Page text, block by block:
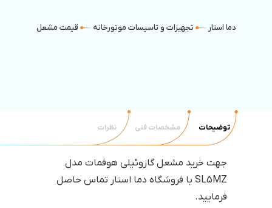
دما استار تجهیزات و تاسیسات موتورخانه قیمت مشعل موتورخانه
توضیحات مشخصات فنی نظرات
جهت خرید مشعل گازوئیلی هوفمات مدل
SL5MZ با فروشگاه دما استار تماس حاصل
فرمایید.